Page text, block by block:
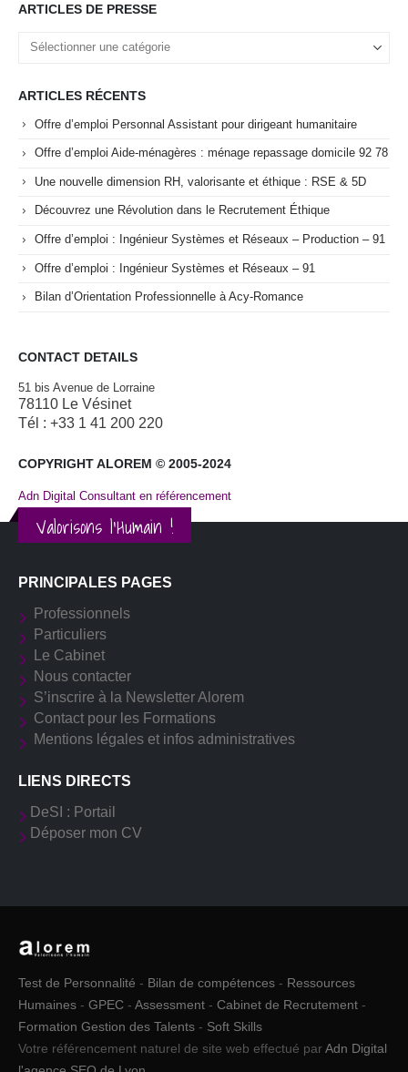
ARTICLES DE PRESSE
ARTICLES RÉCENTS
Offre d’emploi Personnal Assistant pour dirigeant humanitaire
Offre d’emploi Aide-ménagères : ménage repassage domicile 92 78
Une nouvelle dimension RH, valorisante et éthique : RSE & 5D
Découvrez une Révolution dans le Recrutement Éthique
Offre d’emploi : Ingénieur Systèmes et Réseaux – Production – 91
Offre d’emploi : Ingénieur Systèmes et Réseaux – 91
Bilan d’Orientation Professionnelle à Acy-Romance
CONTACT DETAILS
51 bis Avenue de Lorraine
78110 Le Vésinet
Tél : +33 1 41 200 220
COPYRIGHT ALOREM © 2005-2024
Adn Digital Consultant en référencement
Valorisons l'Humain !
PRINCIPALES PAGES
Professionnels
Particuliers
Le Cabinet
Nous contacter
S’inscrire à la Newsletter Alorem
Contact pour les Formations
Mentions légales et infos administratives
LIENS DIRECTS
DeSI : Portail
Déposer mon CV
Test de Personnalité - Bilan de compétences - Ressources
Humaines - GPEC - Assessment - Cabinet de Recrutement -
Formation Gestion des Talents - Soft Skills
Votre référencement naturel de site web effectué parAdn Digital